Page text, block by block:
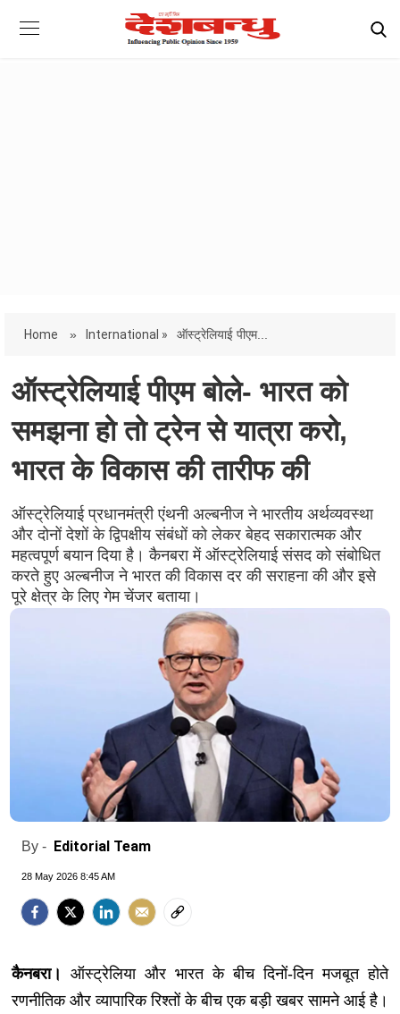
Home » International » ऑस्ट्रेलियाई पीएम...
ऑस्ट्रेलियाई पीएम बोले- भारत को
समझना हो तो ट्रेन से यात्रा करो,
भारत के विकास की तारीफ की
ऑस्ट्रेलियाई प्रधानमंत्री एंथनी अल्बनीज ने भारतीय अर्थव्यवस्था
और दोनों देशों के द्विपक्षीय संबंधों को लेकर बेहद सकारात्मक और
महत्वपूर्ण बयान दिया है। कैनबरा में ऑस्ट्रेलियाई संसद को संबोधित
करते हुए अल्बनीज ने भारत की विकास दर की सराहना की और इसे
पूरे क्षेत्र के लिए गेम चेंजर बताया।
By - Editorial Team
28 May 2026 8:45 AM
कैनबरा। ऑस्ट्रेलिया और भारत के बीच दिनों-दिन मजबूत होते
रणनीतिक और व्यापारिक रिश्तों के बीच एक बड़ी खबर सामने आई है।